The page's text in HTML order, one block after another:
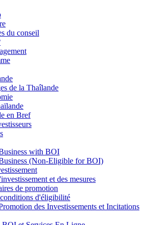
du conseil
de la Thaîlande
en Bref
with BOI
(Non-Eligible for BOI)
et des mesures
de promotion
d'éligibilité
des Investissements et Incitations